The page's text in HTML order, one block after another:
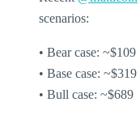
scenarios:
• Bear case: ~$109
• Base case: ~$319
• Bull case: ~$689